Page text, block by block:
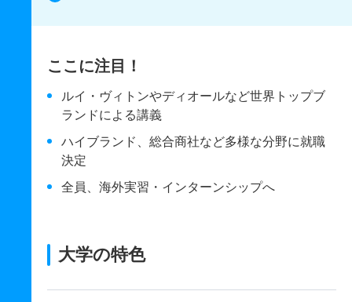
ここに注目！
ルイ・ヴィトンやディオールなど世界トップブ
ランドによる講義
ハイブランド、総合商社など多様な分野に就職
決定
全員、海外実習・インターンシップへ
大学の特色